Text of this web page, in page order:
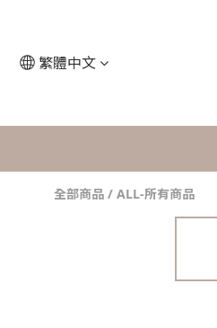
繁體中文
全部商品 / ALL-所有商品